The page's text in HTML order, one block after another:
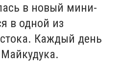
в новый мини-
в одной из
Каждый день